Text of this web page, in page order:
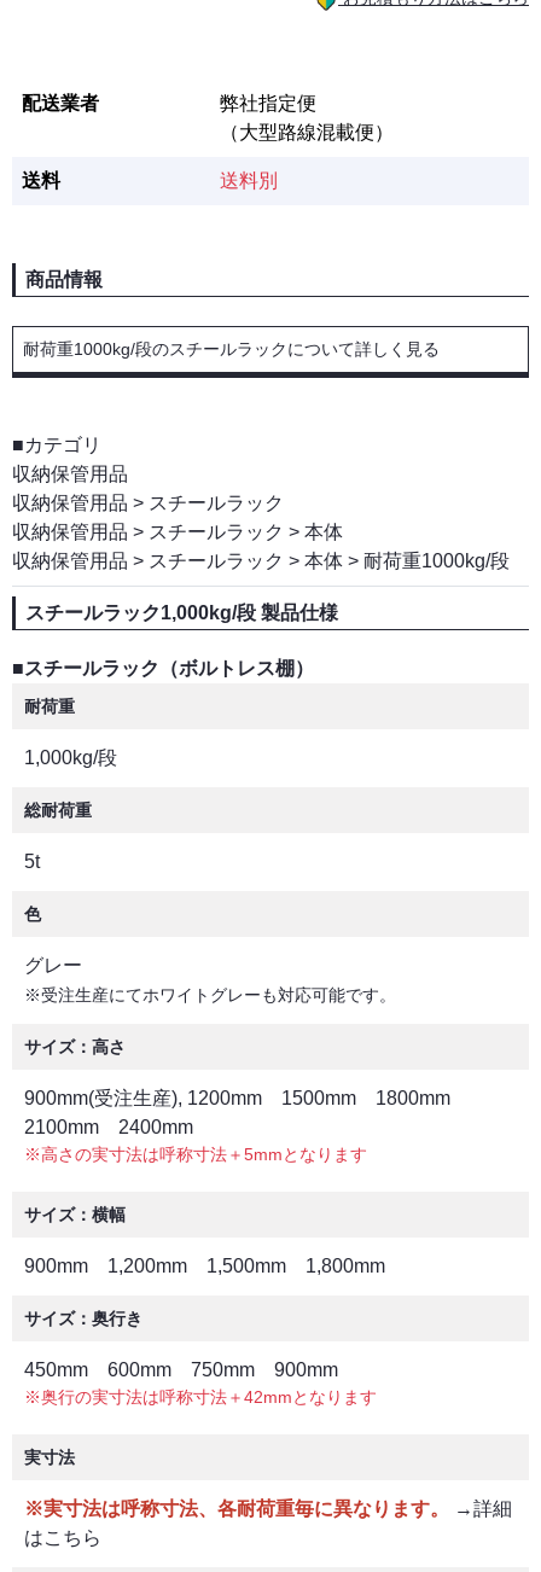
配送業者
弊社指定便
（大型路線混載便）
送料 送料別
商品情報
耐荷重1000kg/段のスチールラックについて詳しく見る
■カテゴリ
収納保管用品
収納保管用品 > スチールラック
収納保管用品 > スチールラック > 本体
収納保管用品 > スチールラック > 本体 > 耐荷重1000kg/段
スチールラック1,000kg/段 製品仕様
■スチールラック（ボルトレス棚）
耐荷重
1,000kg/段
総耐荷重
5t
色
グレー
※受注生産にてホワイトグレーも対応可能です。
サイズ：高さ
900mm(受注生産), 1200mm 1500mm 1800mm
2100mm 2400mm
※高さの実寸法は呼称寸法＋5mmとなります
サイズ：横幅
900mm 1,200mm 1,500mm 1,800mm
サイズ：奥行き
450mm 600mm 750mm 900mm
※奥行の実寸法は呼称寸法＋42mmとなります
実寸法
※実寸法は呼称寸法、各耐荷重毎に異なります。
→詳細
はこちら